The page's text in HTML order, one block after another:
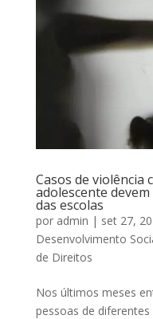
Casos de violência
adolescente
das escolas
por admin | set 27,
Desenvolvimento
de Direitos
Nos últimos meses
pessoas de